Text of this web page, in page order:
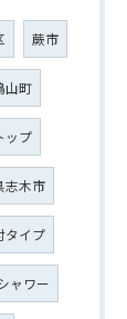
蕨市
山町
ップ
志木市
タイプ
ャワー